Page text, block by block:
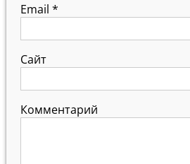
Email *
Сайт
Комментарий